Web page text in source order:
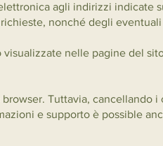
agli indirizzi indicate
nonché degli
nelle pagine del
Tuttavia, cancellando
e supporto è possible